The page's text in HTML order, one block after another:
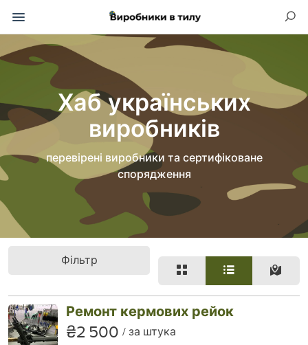
Хаб українських
виробників
перевірені виробники та сертифіковане
спорядження
Фільтр
Ремонт кермових рейок
₴2 500 за штука